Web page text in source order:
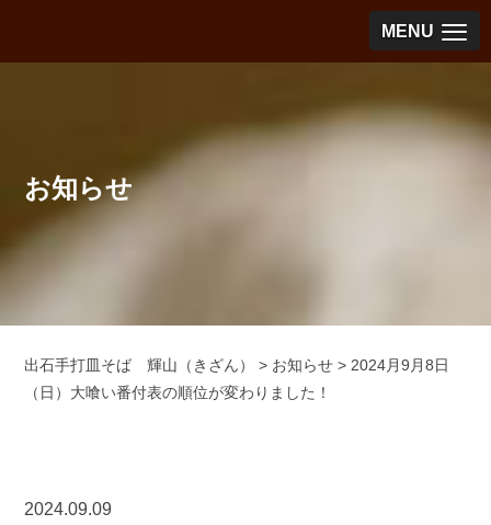
MENU
お知らせ
出石手打皿そば 輝山（きざん） > お知らせ > 2024月9月8日
（日）大喰い番付表の順位が変わりました！
2024.09.09